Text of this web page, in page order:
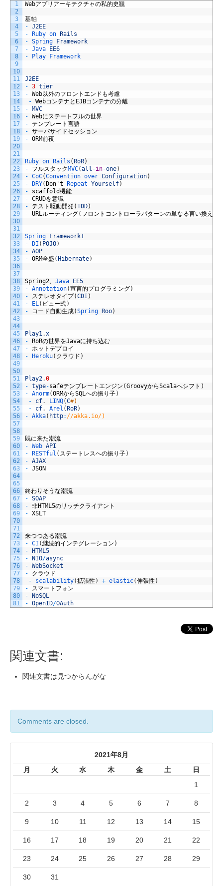
1
2
3
4
5
6
7
8
9
10
11
12
13
14
15
16
17
18
19
20
21
22
23
24
25
26
27
28
29
30
31
32
33
34
35
36
37
38
39
40
41
42
43
44
45
46
47
48
49
50
51
52
53
54
55
56
57
58
59
60
61
62
63
64
65
66
67
68
69
70
71
72
73
74
75
76
77
78
79
80
81
Webアプリアーキテクチャの私的史観
基軸
- J2EE
-
Ruby on
Rails
- Spring
Framework
- Java
EE6
-
Play Framework
J2EE
- 3 tier
- Web以外のフロントエンドも考慮
- Webコンテナと EJBコンテナの分離
-
MVC
- Webにステートフルの世界
- テンプレート言語
- サーバサイドセッション
- ORM前夜
Ruby on Rails ( RoR)
-
フルスタック MVC(all -in-one)
- CoC(Convention over Configuration)
-
DRY( Don 't Repeat Yourself)
-
scaffold機能
- CRUDを意識
- テスト駆動開発(TDD)
- URLルーティング( フロントコントローラパターンの単なる言い換え
Spring
Framework1
-
DI ( POJO)
- AOP
- ORM全盛 ( Hibernate)
Spring2、 Java
EE5
- Annotation(宣言的プログラミング)
-
ステレオタイプ(CDI )
-
EL( ビュー式)
-
コード自動生成(Spring Roo)
Play1.x
-
RoRの世界をJavaに持ち込む
- ホットデプロイ
-
Heroku( クラウド )
Play2.0
- type-safeテンプレートエンジン (GroovyからScalaへシフト )
- Anorm(ORMからSQLへの振り子)
-
cf. LINQ(C#)
-
cf. Arel ( RoR)
- Akka( http: //akka.io/)
既に来た潮流
- Web API
-
RESTful ( ステートレスへの振り子)
- AJAX
- JSON
終わりそうな潮流
- SOAP
- 非HTML5のリッチクライアント
- XSLT
来つつある潮流
- CI (継続的インテグレーション )
-
HTML5
-
NIO/async
- WebSocket
-
クラウド
-
scalability(拡張性) + elastic(伸張性)
-
スマートフォン
-
NoSQL
- OpenID/OAuth
関連文書:
関連文書は見つからんがな
Comments are closed.
2021年8月
月
火 水 木 金 土
日
1
2 3 4 5 6 7 8
9 10 11 12 13 14 15
16 17 18 19 20 21 22
23 24 25 26 27 28 29
30 31